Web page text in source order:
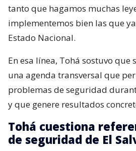
tanto que hagamos muchas
implementemos bien las que
Estado Nacional.
En esa línea, Tohá sostuvo
una agenda transversal que
problemas de seguridad
y que genere resultados
Tohá cuestiona
de seguridad de El